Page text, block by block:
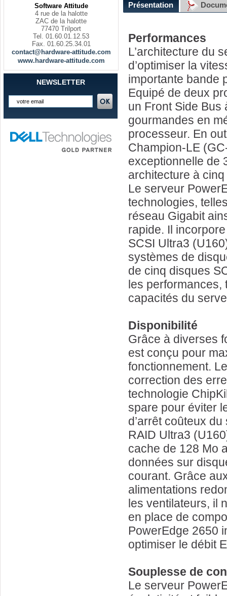
Software Attitude
4 rue de la halotte
ZAC de la halotte
77470 Trilport
Tel. 01.60.01.12.53
Fax. 01.60.25.34.01
contact@hardware-attitude.com
www.hardware-attitude.com
NEWSLETTER
Présentation
Performances
L’architecture du
d’optimiser la
importante bande
Equipé de deux
un Front Side Bus
gourmandes en
processeur. En
Champion-LE
exceptionnelle de
architecture à
Le serveur
technologies,
réseau Gigabit
rapide. Il
SCSI Ultra3
systèmes de
de cinq disques
les performances,
capacités du
Disponibilité
Grâce à diverses
est conçu pour
fonctionnement.
correction des
technologie
spare pour éviter
d’arrêt coûteux
RAID Ultra3
cache de 128 Mo
données sur
courant. Grâce
alimentations
les ventilateurs, il
en place de
PowerEdge 2650
optimiser le débit
Souplesse de
Le serveur